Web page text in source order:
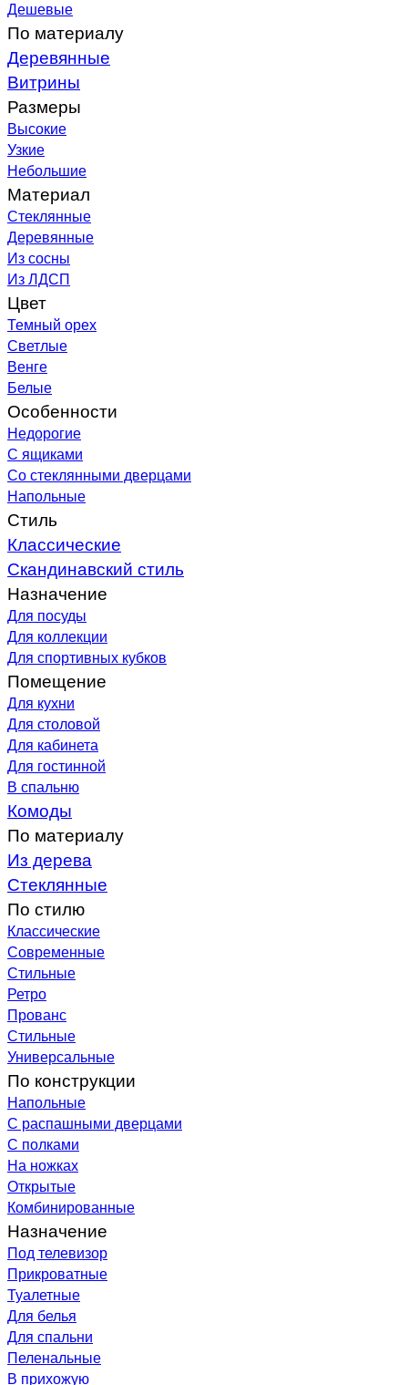
Дешевые
По материалу
Деревянные
Витрины
Размеры
Высокие
Узкие
Небольшие
Материал
Стеклянные
Деревянные
Из сосны
Из ЛДСП
Цвет
Темный орех
Светлые
Венге
Белые
Особенности
Недорогие
С ящиками
Со стеклянными дверцами
Напольные
Стиль
Классические
Скандинавский стиль
Назначение
Для посуды
Для коллекции
Для спортивных кубков
Помещение
Для кухни
Для столовой
Для кабинета
Для гостинной
В спальню
Комоды
По материалу
Из дерева
Стеклянные
По стилю
Классические
Современные
Стильные
Ретро
Прованс
Стильные
Универсальные
По конструкции
Напольные
С распашными дверцами
С полками
На ножках
Открытые
Комбинированные
Назначение
Под телевизор
Прикроватные
Туалетные
Для белья
Для спальни
Пеленальные
В прихожую